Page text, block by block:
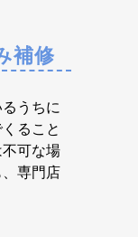
補修
うちに
ること
可な場
専門店